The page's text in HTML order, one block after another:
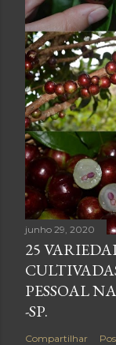
junho 29, 2020
25
PESSOAL
-SP.
Compartilhar